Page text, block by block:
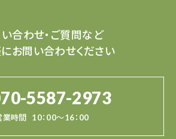
合わせ・ご質問など
お問い合わせください
5587-2973
業時間 10：00～16：00